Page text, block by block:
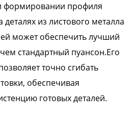
формировании профиля
из листового металла
может обеспечить лучший
стандартный пуансон.Его
точно сгибать
обеспечивая
готовых деталей.